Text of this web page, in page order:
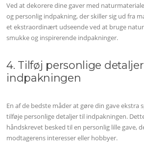
Ved at dekorere dine gaver med
og personlig indpakning, der skiller sig ud fra
et ekstraordinært udseende ved at bruge
smukke og inspirerende indpakninger.
4. Tilføj personlige detaljer
indpakningen
En af de bedste måder at gøre din gave ekstra
tilføje personlige detaljer til indpakningen.
håndskrevet besked til en personlig lille gave,
modtagerens interesser eller hobbyer.